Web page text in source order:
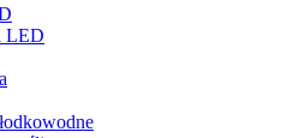
LED